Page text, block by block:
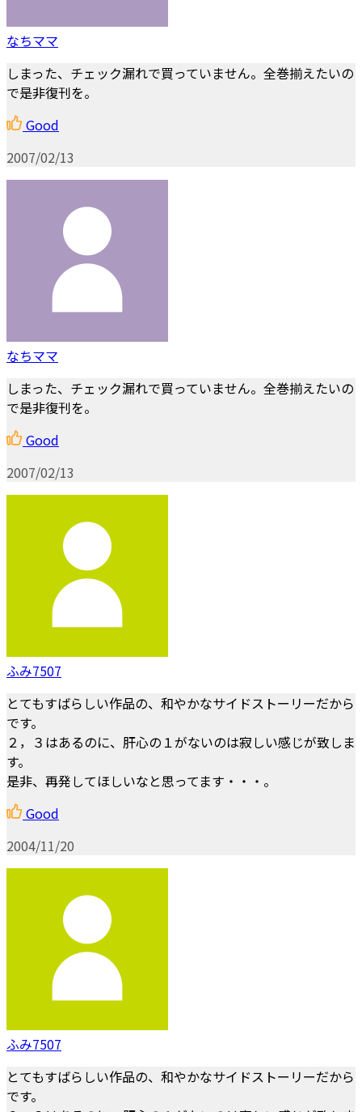
なちママ
しまった、チェック漏れで買っていません。全巻揃えたいの
で是非復刊を。
Good
2007/02/13
なちママ
しまった、チェック漏れで買っていません。全巻揃えたいの
で是非復刊を。
Good
2007/02/13
ふみ7507
とてもすばらしい作品の、和やかなサイドストーリーだから
です。
２，３はあるのに、肝心の１がないのは寂しい感じが致しま
す。
是非、再発してほしいなと思ってます・・・。
Good
2004/11/20
ふみ7507
とてもすばらしい作品の、和やかなサイドストーリーだから
です。